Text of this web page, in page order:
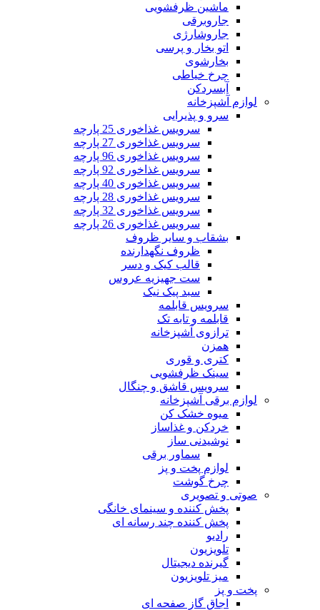
ماشین ظرفشویی
جاروبرقی
جاروشارژی
اتو بخار و پرسی
بخارشوی
چرخ خیاطی
آبسردکن
لوازم آشپزخانه
سرو و پذیرایی
سرویس غذاخوری 25 پارچه
سرویس غذاخوری 27 پارچه
سرویس غذاخوری 96 پارچه
سرویس غذاخوری 92 پارچه
سرویس غذاخوری 40 پارچه
سرویس غذاخوری 28 پارچه
سرویس غذاخوری 32 پارچه
سرویس غذاخوری 26 پارچه
بشقاب و سایر ظروف
ظروف نگهدارنده
قالب کیک و دسر
ست جهیزیه عروس
سبد پیک نیک
سرویس قابلمه
قابلمه و تابه تک
ترازوی آشپزخانه
همزن
کتری و قوری
سینک ظرفشویی
سرویس قاشق و چنگال
لوازم برقی آشپزخانه
میوه خشک کن
خردکن و غذاساز
نوشیدنی ساز
سماور برقی
لوازم پخت و پز
چرخ گوشت
صوتی و تصویری
پخش کننده و سینمای خانگی
پخش کننده چند رسانه ای
رادیو
تلویزیون
گیرنده دیجیتال
میز تلویزیون
پخت و پز
اجاق گاز صفحه ای